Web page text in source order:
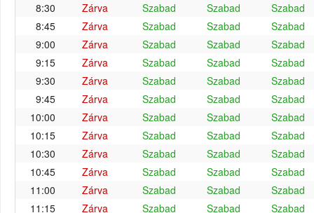
8:30
Zárva Szabad Szabad
Szabad
8:45
Zárva Szabad Szabad
Szabad
9:00
Zárva Szabad Szabad
Szabad
9:15
Zárva Szabad Szabad
Szabad
9:30
Zárva Szabad Szabad
Szabad
9:45
Zárva Szabad Szabad
Szabad
10:00
Zárva Szabad Szabad
Szabad
10:15
Zárva Szabad Szabad
Szabad
10:30
Zárva Szabad Szabad
Szabad
10:45
Zárva Szabad Szabad
Szabad
11:00
Zárva Szabad Szabad
Szabad
11:15
Zárva Szabad Szabad
Szabad